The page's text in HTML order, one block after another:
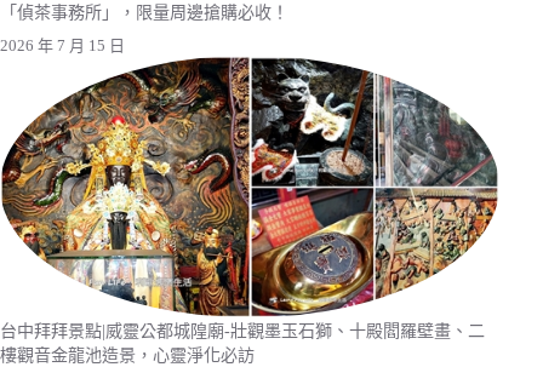
「偵茶事務所」，限量周邊搶購必收！
2026 年 7 月 15 日
台中拜拜景點|威靈公都城隍廟-壯觀墨玉石獅、十殿閻羅壁畫、二
樓觀音金龍池造景，心靈淨化必訪